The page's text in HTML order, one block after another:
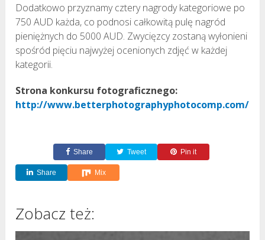
Dodatkowo przyznamy cztery nagrody kategoriowe po
750 AUD każda, co podnosi całkowitą pulę nagród
pieniężnych do 5000 AUD. Zwycięzcy zostaną wyłonieni
spośród pięciu najwyżej ocenionych zdjęć w każdej
kategorii.
Strona konkursu fotograficznego:
http://www.betterphotographyphotocomp.com/
Share Tweet Pin it
Share Mix
Zobacz też: